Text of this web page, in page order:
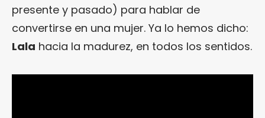
presente y pasado) para hablar de
convertirse en una mujer. Ya lo hemos dicho:
Lala hacia la madurez, en todos los sentidos.